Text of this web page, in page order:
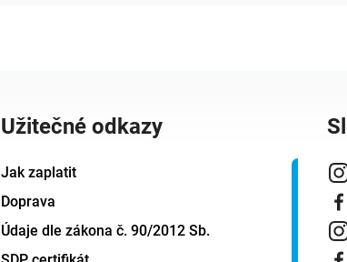
Užitečné odkazy
Jak zaplatit
Doprava
Údaje dle zákona č. 90/2012 Sb.